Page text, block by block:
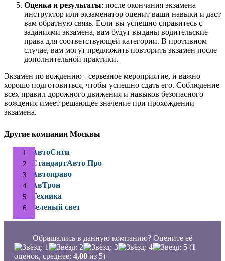
Оценка и результаты: после окончания экзамена
инструктор или экзаменатор оценит ваши навыки и даст
вам обратную связь. Если вы успешно справитесь с
заданиями экзамена, вам будут выданы водительские
права для соответствующей категории. В противном
случае, вам могут предложить повторить экзамен после
дополнительной практики.
Экзамен по вождению - серьезное мероприятие, и важно
хорошо подготовиться, чтобы успешно сдать его. Соблюдение
всех правил дорожного движения и навыков безопасного
вождения имеет решающее значение при прохождении
экзамена.
Другие компании Москвы
АвтоСити
СтандартАвто Про
Автоправо
АвТрон
Техника
Зеленый свет
Обращались в данную компанию? Оцените её
(1
оценок, среднее: 4,00 из 5)